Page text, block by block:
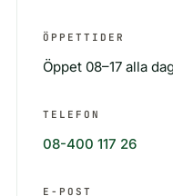
ÖPPETTIDER
Öppet 08–17 alla
TELEFON
08-400 117 26
E-POST